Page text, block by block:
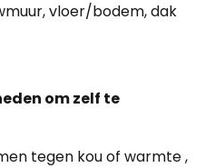
vloer/bodem, dak
om zelf te
tegen kou of warmte ,